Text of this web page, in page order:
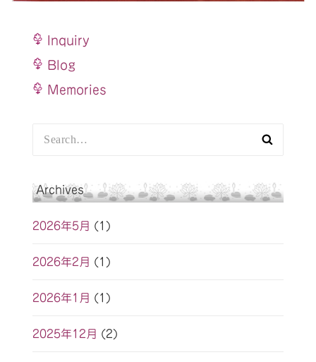
Inquiry
Blog
Memories
r
c
h:
Archives
2026年5月 (1)
2026年2月 (1)
2026年1月 (1)
2025年12月 (2)